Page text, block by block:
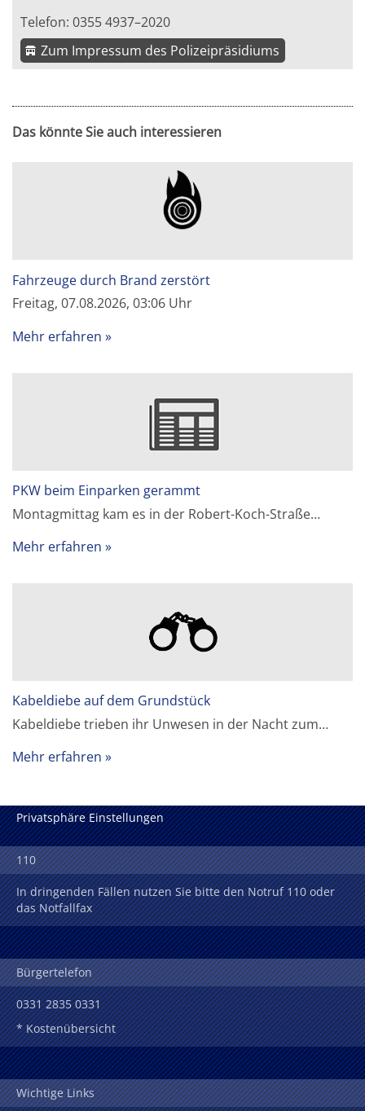
Telefon: 0355 4937–2020
Zum Impressum des Polizeipräsidiums
Das könnte Sie auch interessieren
Fahrzeuge durch Brand zerstört
Freitag, 07.08.2026, 03:06 Uhr
Mehr erfahren
PKW beim Einparken gerammt
Montagmittag kam es in der Robert-Koch-Straße…
Mehr erfahren
Kabeldiebe auf dem Grundstück
Kabeldiebe trieben ihr Unwesen in der Nacht zum…
Mehr erfahren
Privatsphäre Einstellungen
110
In dringenden Fällen nutzen Sie bitte den Notruf 110 oder
das Notfallfax
Bürgertelefon
0331 2835 0331
* Kostenübersicht
Wichtige Links